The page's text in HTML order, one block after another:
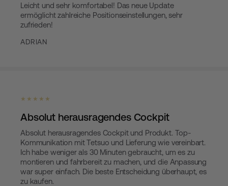
Leicht und sehr komfortabel! Das neue Update
ermöglicht zahlreiche Positionseinstellungen, sehr
zufrieden!
ADRIAN
★ ★ ★ ★ ★
Absolut herausragendes Cockpit
Absolut herausragendes Cockpit und Produkt. Top-
Kommunikation mit Tetsuo und Lieferung wie vereinbart.
Ich habe weniger als 30 Minuten gebraucht, um es zu
montieren und fahrbereit zu machen, und die Anpassung
war super einfach. Die beste Entscheidung überhaupt, es
zu kaufen.